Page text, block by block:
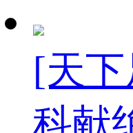
[天
科献